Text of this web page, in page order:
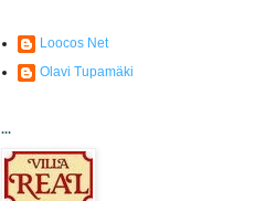
Loocos Net
Olavi Tupamäki
...